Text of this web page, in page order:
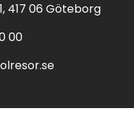
417 06 Göteborg
00